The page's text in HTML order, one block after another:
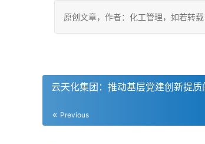
原创文章，作者：化工管理，如若转
云天化集团：推动基层党建创新提
Previous